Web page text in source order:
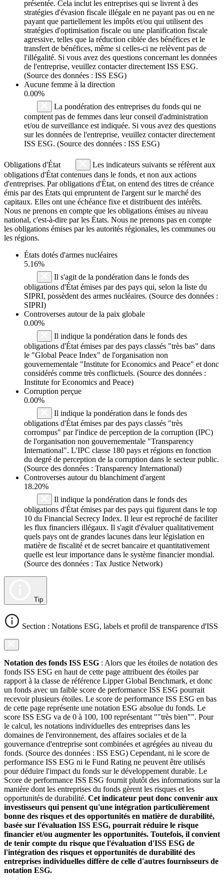
présentée. Cela inclut les entreprises qui se livrent à des
stratégies d'évasion fiscale illégale en ne payant pas ou en ne
payant que partiellement les impôts et/ou qui utilisent des
stratégies d'optimisation fiscale ou une planification fiscale
agressive, telles que la réduction ciblée des bénéfices et le
transfert de bénéfices, même si celles-ci ne relèvent pas de
l'illégalité. Si vous avez des questions concernant les données
de l'entreprise, veuillez contacter directement ISS ESG.
(Source des données : ISS ESG)
Aucune femme à la direction
0.00%
La pondération des entreprises du fonds qui ne
comptent pas de femmes dans leur conseil d'administration
et/ou de surveillance est indiquée. Si vous avez des questions
sur les données de l'entreprise, veuillez contacter directement
ISS ESG. (Source des données : ISS ESG)
Obligations d'État
Les indicateurs suivants se réfèrent aux
obligations d'État contenues dans le fonds, et non aux actions
d'entreprises. Par obligations d'État, on entend des titres de créance
émis par des États qui empruntent de l'argent sur le marché des
capitaux. Elles ont une échéance fixe et distribuent des intérêts.
Nous ne prenons en compte que les obligations émises au niveau
national, c'est-à-dire par les États. Nous ne prenons pas en compte
les obligations émises par les autorités régionales, les communes ou
les régions.
États dotés d'armes nucléaires
5.16%
Il s'agit de la pondération dans le fonds des
obligations d'État émises par des pays qui, selon la liste du
SIPRI, possèdent des armes nucléaires. (Source des données :
SIPRI)
Controverses autour de la paix globale
0.00%
Il indique la pondération dans le fonds des
obligations d'État émises par des pays classés "très bas" dans
le "Global Peace Index" de l'organisation non
gouvernementale "Institute for Economics and Peace" et donc
considérés comme très conflictuels. (Source des données :
Institute for Economics and Peace)
Corruption perçue
0.00%
Il indique la pondération dans le fonds des
obligations d'État émises par des pays classés "très
corrompus" par l'indice de perception de la corruption (IPC)
de l'organisation non gouvernementale "Transparency
International". L'IPC classe 180 pays et régions en fonction
du degré de perception de la corruption dans le secteur public.
(Source des données : Transparency International)
Controverses autour du blanchiment d'argent
18.20%
Il indique la pondération dans le fonds des
obligations d'État émises par des pays qui figurent dans le top
10 du Financial Secrecy Index. Il leur est reproché de faciliter
les flux financiers illégaux. Il s'agit d'évaluer qualitativement
quels pays ont de grandes lacunes dans leur législation en
matière de fiscalité et de secret bancaire et quantitativement
quelle est leur importance dans le système financier mondial.
(Source des données : Tax Justice Network)
Tip
Section : Notations ESG, labels et profil de transparence d'ISS
Notation des fonds ISS ESG : Alors que les étoiles de notation des
fonds ISS ESG en haut de cette page attribuent des étoiles par
rapport à la classe de référence Lipper Global Benchmark, et donc
un fonds avec un faible score de performance ISS ESG pourrait
recevoir plusieurs étoiles. Le score de performance ISS ESG en bas
de cette page représente une notation ESG absolue du fonds. Le
score ISS ESG va de 0 à 100, 100 représentant ""très bien"". Pour
le calcul, les notations individuelles des entreprises dans les
domaines de l'environnement, des affaires sociales et de la
gouvernance d'entreprise sont combinées et agrégées au niveau du
fonds. (Source des données : ISS ESG) Cependant, ni le score de
performance ISS ESG ni le Fund Rating ne peuvent être utilisés
pour déduire l'impact du fonds sur le développement durable. Le
Score de performance ISS ESG fournit plutôt des informations sur la
manière dont les entreprises du fonds gèrent les risques et les
opportunités de durabilité. Cet indicateur peut donc convenir aux
investisseurs qui pensent qu'une intégration particulièrement
bonne des risques et des opportunités en matière de durabilité,
basée sur l'évaluation ISS ESG, pourrait réduire le risque
financier et/ou augmenter les opportunités. Toutefois, il convient
de tenir compte du risque que l'évaluation d'ISS ESG de
l'intégration des risques et opportunités de durabilité des
entreprises individuelles diffère de celle d'autres fournisseurs de
notation ESG.